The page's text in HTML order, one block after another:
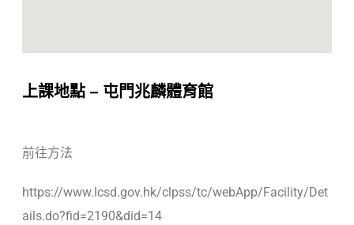
上課地點 – 屯門兆麟體育館
前往方法
https://www.lcsd.gov.hk/clpss/tc/webApp/Facility/Det
ails.do?fid=2190&did=14